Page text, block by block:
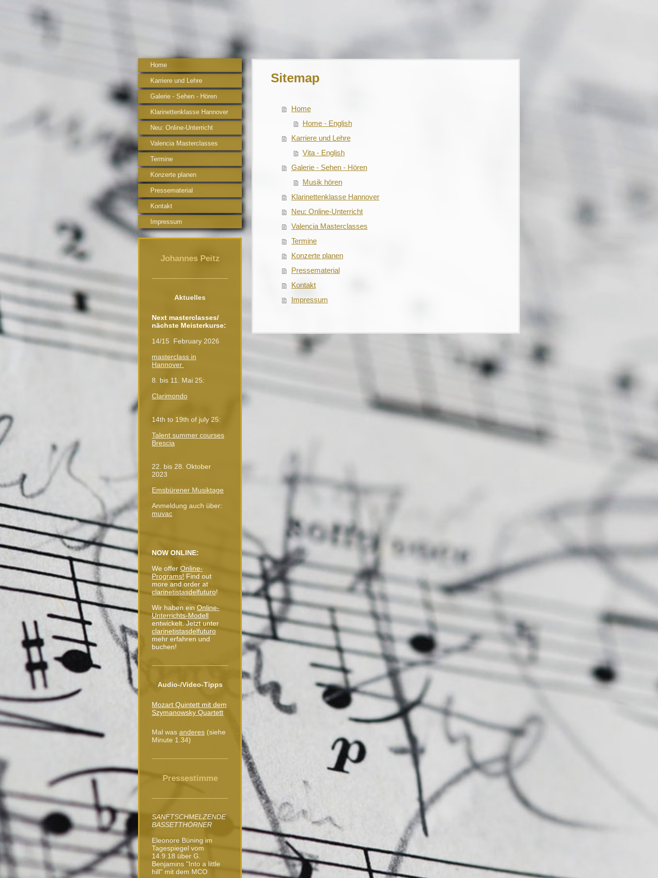
Home
Karriere und Lehre
Galerie - Sehen - Hören
Klarinettenklasse Hannover
Neu: Online-Unterricht
Valencia Masterclasses
Termine
Konzerte planen
Pressematerial
Kontakt
Impressum
Johannes Peitz
Aktuelles
Next masterclasses/
nächste Meisterkurse:
14/15 February 2026
masterclass in
Hannover
8. bis 11. Mai 25:
Clarimondo
14th to 19th of july 25:
Talent summer courses
Brescia
22. bis 28. Oktober
2023
Emsbürener Musiktage
Anmeldung auch über:
muvac
NOW ONLINE:
We offer Online-
Programs! Find out
more and order at
clarinetistasdelfuturo!
Wir haben ein Online-
Unterrichts-Modell
entwickelt. Jetzt unter
clarinetistasdelfuturo
mehr erfahren und
buchen!
Audio-/Video-Tipps
Mozart Quintett mit dem
Szymanowsky Quartett
Mal was anderes (siehe
Minute 1.34)
Pressestimme
SANFTSCHMELZENDE
BASSETTHÖRNER
Eleonore Büning im
Tagespiegel vom
14.9.18 über G.
Benjamins "Into a little
hill" mit dem MCO
Sitemap
Home
Home - English
Karriere und Lehre
Vita - English
Galerie - Sehen - Hören
Musik hören
Klarinettenklasse Hannover
Neu: Online-Unterricht
Valencia Masterclasses
Termine
Konzerte planen
Pressematerial
Kontakt
Impressum